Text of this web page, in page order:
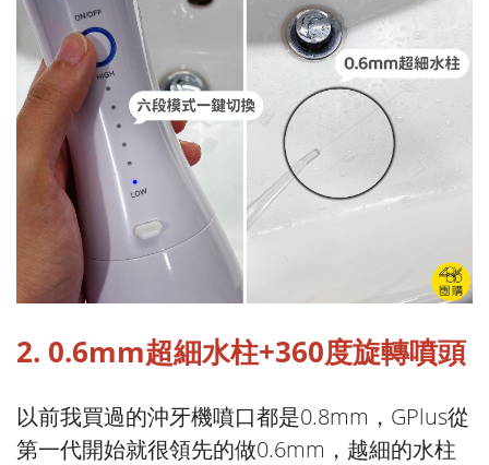
2. 0.6mm超細水柱+360度旋轉噴頭
以前我買過的沖牙機噴口都是0.8mm，GPlus從
第一代開始就很領先的做0.6mm，越細的水柱